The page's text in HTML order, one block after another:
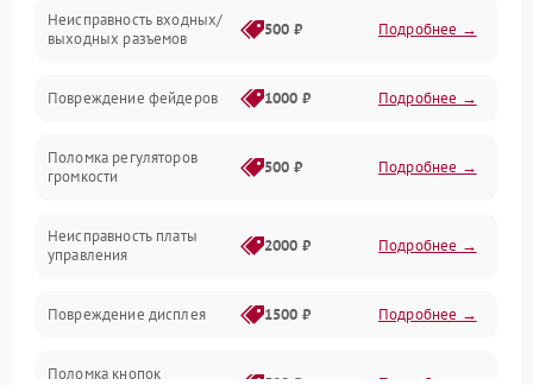
Механика
Электронные компоненты
Неисправность входных/
выходных разъемов
500 ₽ Подробнее →
Повреждение фейдеров 1000 ₽ Подробнее →
Поломка регуляторов
громкости
500 ₽ Подробнее →
Неисправность платы
управления
2000 ₽ Подробнее →
Повреждение дисплея 1500 ₽ Подробнее →
Поломка кнопок